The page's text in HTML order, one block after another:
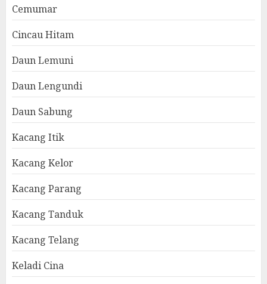
Cemumar
Cincau Hitam
Daun Lemuni
Daun Lengundi
Daun Sabung
Kacang Itik
Kacang Kelor
Kacang Parang
Kacang Tanduk
Kacang Telang
Keladi Cina